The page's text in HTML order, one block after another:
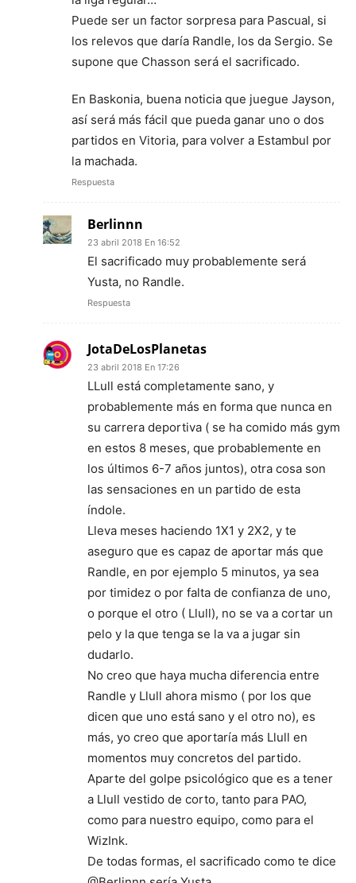
Puede ser un factor sorpresa para Pascual, si
los relevos que daría Randle, los da Sergio. Se
supone que Chasson será el sacrificado.
En Baskonia, buena noticia que juegue Jayson,
así será más fácil que pueda ganar uno o dos
partidos en Vitoria, para volver a Estambul por
la machada.
Respuesta
Berlinnn
23 abril 2018 En 16:52
El sacrificado muy probablemente será
Yusta, no Randle.
Respuesta
JotaDeLosPlanetas
23 abril 2018 En 17:26
LLull está completamente sano, y
probablemente más en forma que nunca en
su carrera deportiva ( se ha comido más gym
en estos 8 meses, que probablemente en
los últimos 6-7 años juntos), otra cosa son
las sensaciones en un partido de esta
índole.
Lleva meses haciendo 1X1 y 2X2, y te
aseguro que es capaz de aportar más que
Randle, en por ejemplo 5 minutos, ya sea
por timidez o por falta de confianza de uno,
o porque el otro ( Llull), no se va a cortar un
pelo y la que tenga se la va a jugar sin
dudarlo.
No creo que haya mucha diferencia entre
Randle y Llull ahora mismo ( por los que
dicen que uno está sano y el otro no), es
más, yo creo que aportaría más Llull en
momentos muy concretos del partido.
Aparte del golpe psicológico que es a tener
a Llull vestido de corto, tanto para PAO,
como para nuestro equipo, como para el
WizInk.
De todas formas, el sacrificado como te dice